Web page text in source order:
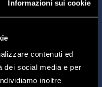
Informazioni sui cookie
contenuti ed
dei social media e per
inoltre
você a escolher os
às suas necessidades.